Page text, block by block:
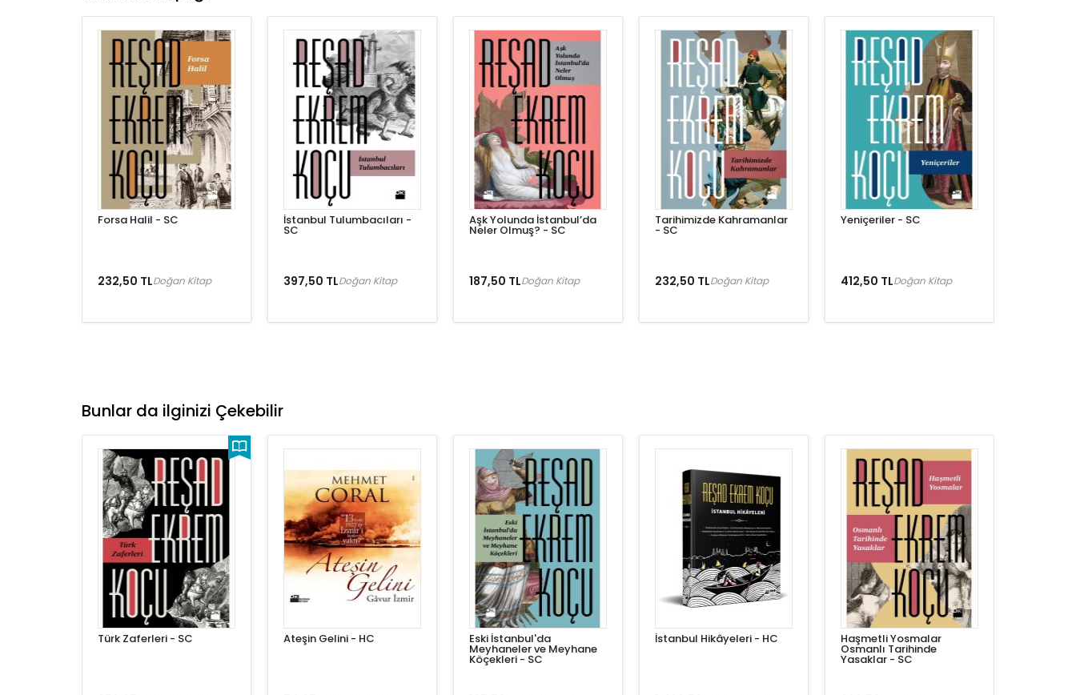
Forsa Halil - SC
232,50 TLDoğan Kitap
İstanbul Tulumbacıları -
SC
397,50 TLDoğan Kitap
Aşk Yolunda İstanbul’da
Neler Olmuş? - SC
187,50 TLDoğan Kitap
Tarihimizde Kahramanlar
- SC
232,50 TLDoğan Kitap
Yeniçeriler - SC
412,50 TLDoğan Kitap
Bunlar da ilginizi Çekebilir
Türk Zaferleri - SC Ateşin Gelini - HC Eski İstanbul'da
Meyhaneler ve Meyhane
Köçekleri - SC
İstanbul Hikâyeleri - HC Haşmetli Yosmalar
Osmanlı Tarihinde
Yasaklar - SC